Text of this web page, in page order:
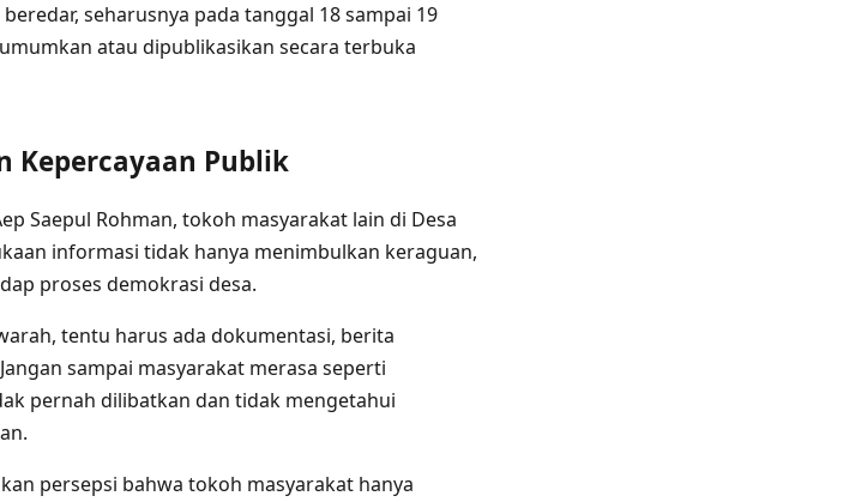
seharusnya pada tanggal 18 sampai 19
atau dipublikasikan secara terbuka
Kepercayaan Publik
Saepul Rohman, tokoh masyarakat lain di Desa
informasi tidak hanya menimbulkan keraguan,
proses demokrasi desa.
tentu harus ada dokumentasi, berita
sampai masyarakat merasa seperti
pernah dilibatkan dan tidak mengetahui
persepsi bahwa tokoh masyarakat hanya